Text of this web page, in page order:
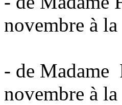
novembre à
- de Madame
novembre à